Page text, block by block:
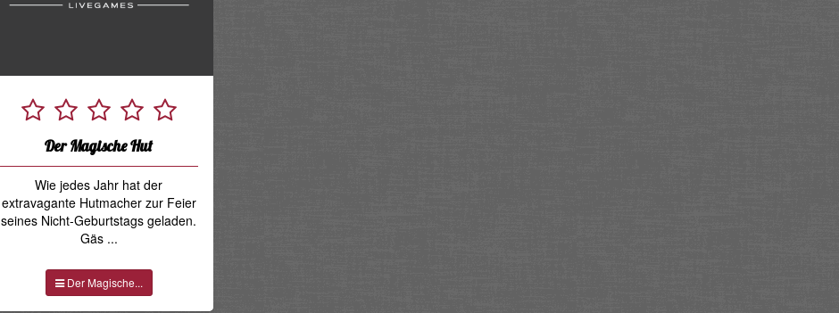
Der Magische Hut
Wie jedes Jahr hat der
extravagante Hutmacher zur Feier
seines Nicht-Geburtstags geladen.
Gäs ...
Der Magische...